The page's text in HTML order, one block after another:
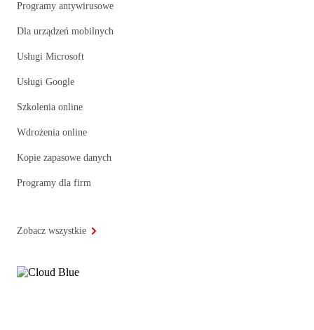
Programy antywirusowe
Dla urządzeń mobilnych
Usługi Microsoft
Usługi Google
Szkolenia online
Wdrożenia online
Kopie zapasowe danych
Programy dla firm
Zobacz wszystkie